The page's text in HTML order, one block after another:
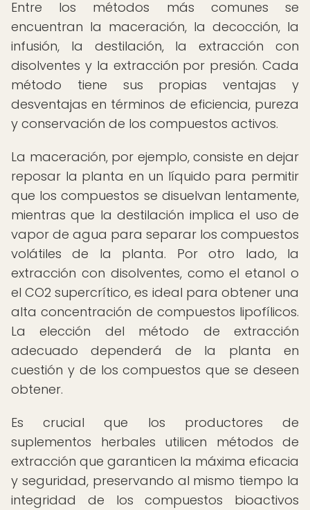
Entre los métodos más comunes se
encuentran la maceración, la decocción, la
infusión, la destilación, la extracción con
disolventes y la extracción por presión. Cada
método tiene sus propias ventajas y
desventajas en términos de eficiencia, pureza
y conservación de los compuestos activos.
La maceración, por ejemplo, consiste en dejar
reposar la planta en un líquido para permitir
que los compuestos se disuelvan lentamente,
mientras que la destilación implica el uso de
vapor de agua para separar los compuestos
volátiles de la planta. Por otro lado, la
extracción con disolventes, como el etanol o
el CO2 supercrítico, es ideal para obtener una
alta concentración de compuestos lipofílicos.
La elección del método de extracción
adecuado dependerá de la planta en
cuestión y de los compuestos que se deseen
obtener.
Es crucial que los productores de
suplementos herbales utilicen métodos de
extracción que garanticen la máxima eficacia
y seguridad, preservando al mismo tiempo la
integridad de los compuestos bioactivos